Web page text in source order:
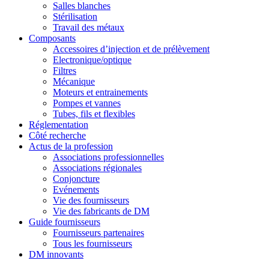
Salles blanches
Stérilisation
Travail des métaux
Composants
Accessoires d’injection et de prélèvement
Electronique/optique
Filtres
Mécanique
Moteurs et entrainements
Pompes et vannes
Tubes, fils et flexibles
Réglementation
Côté recherche
Actus de la profession
Associations professionnelles
Associations régionales
Conjoncture
Evénements
Vie des fournisseurs
Vie des fabricants de DM
Guide fournisseurs
Fournisseurs partenaires
Tous les fournisseurs
DM innovants